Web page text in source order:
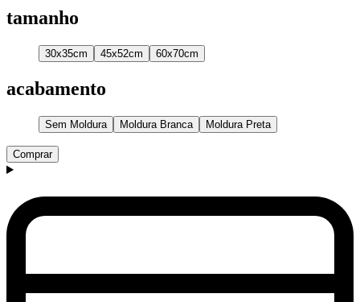
tamanho
30x35cm 45x52cm 60x70cm
acabamento
Sem Moldura Moldura Branca Moldura Preta
Comprar